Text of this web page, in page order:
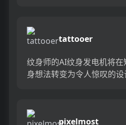
tattooer
纹身师的AI纹身发电机将
身想法转变为令人惊叹的
pixelmost